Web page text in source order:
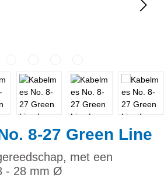
8-27 Green Line
met een
- 28 mm Ø